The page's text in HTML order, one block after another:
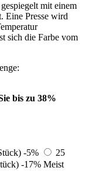
mit einem
Eine Presse wird
sich die Farbe vom
bis zu 38%
-5%
25
-17% Meist